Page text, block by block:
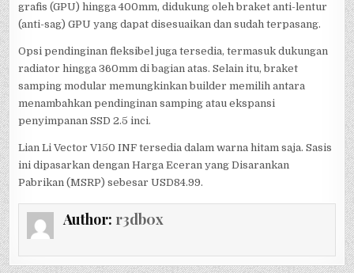
grafis (GPU) hingga 400mm, didukung oleh braket anti-lentur
(anti-sag) GPU yang dapat disesuaikan dan sudah terpasang.
Opsi pendinginan fleksibel juga tersedia, termasuk dukungan
radiator hingga 360mm di bagian atas. Selain itu, braket
samping modular memungkinkan builder memilih antara
menambahkan pendinginan samping atau ekspansi
penyimpanan SSD 2.5 inci.
Lian Li Vector V150 INF tersedia dalam warna hitam saja. Sasis
ini dipasarkan dengan Harga Eceran yang Disarankan
Pabrikan (MSRP) sebesar USD84.99.
Author: r3db0x